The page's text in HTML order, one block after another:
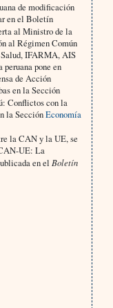
de modificación
en el Boletín
al Ministro de la
al Régimen Común
IFARMA, AIS
pone en
de Acción
en la Sección
Conflictos con la
la SecciónEconomía
la CAN y la UE, se
UE: La
en el Boletín